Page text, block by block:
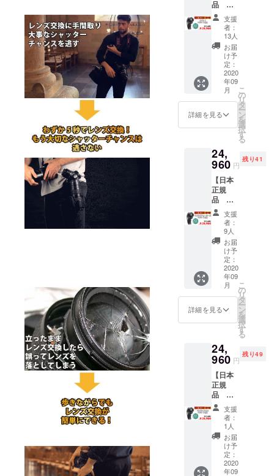
新たな顧客
のニーズに
お応えする
ために日々
新たな製品
開発や企画
をしていま
す。
ウント
用 1個
▶︎配送
内容
Trilens
ソ
ニー
E/FEマ
ウント
一般販
売予定
円 1
個 ※国
内配送
のみ
送料込
みの価
格と
なって
おりま
す。
配送予
定日 9
月下旬
品
Trilens
ニ
コンFマ
ウント
用】
CAMPF
IRE 限
20%OF
F →
24960
円
Trilens
ニ
コンFマ
ウント
用 1個
▶︎配送
内容
Trilens
ニ
コンFマ
ウント
一般販
売予定
価格
定価
31200
のみ
送料込
みの価
格と
なって
おりま
す。
配送予
定日 9
月下旬
支援
者：
13人
お届
け予
定：
2020
年09
月
詳細を見る
こ
の
リ
タ
ー
ン
を
選
択
す
る
24,
960 円
残り41
【日本
正規
品
Trilens
マ
イクロ
フォー
サーズ
マウン
ト用】
CAMPF
IRE 限
定
20%OF
F →
24960
円
50名様
Trilens
マ
イクロ
フォー
サーズ
マウン
ト用 1
個 ▶︎配
送内容
Trilens
マ
支援
者：
9人
お届
け予
定：
2020
年09
月
詳細を見る
こ
の
リ
タ
ー
ン
を
選
択
す
る
24,
960 円
残り49
【日本
正規
品
Trilens
ペ
ンタッ
クスKマ
ウント
用】
CAMPF
IRE 限
支援
者：
1人
お届
け予
定：
2020
年09